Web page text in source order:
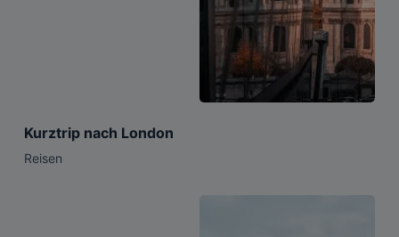
Kurztrip nach London
Reisen